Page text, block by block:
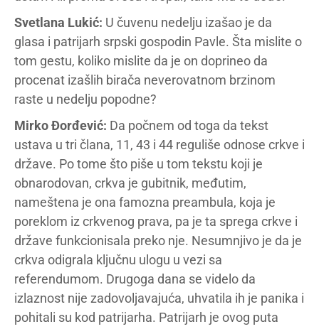
Svetlana Lukić: U čuvenu nedelju izašao je da
glasa i patrijarh srpski gospodin Pavle. Šta mislite o
tom gestu, koliko mislite da je on doprineo da
procenat izašlih birača neverovatnom brzinom
raste u nedelju popodne?
Mirko Đorđević: Da počnem od toga da tekst
ustava u tri člana, 11, 43 i 44 reguliše odnose crkve i
države. Po tome što piše u tom tekstu koji je
obnarodovan, crkva je gubitnik, međutim,
nameštena je ona famozna preambula, koja je
poreklom iz crkvenog prava, pa je ta sprega crkve i
države funkcionisala preko nje. Nesumnjivo je da je
crkva odigrala ključnu ulogu u vezi sa
referendumom. Drugoga dana se videlo da
izlaznost nije zadovoljavajuća, uhvatila ih je panika i
pohitali su kod patrijarha. Patrijarh je ovog puta